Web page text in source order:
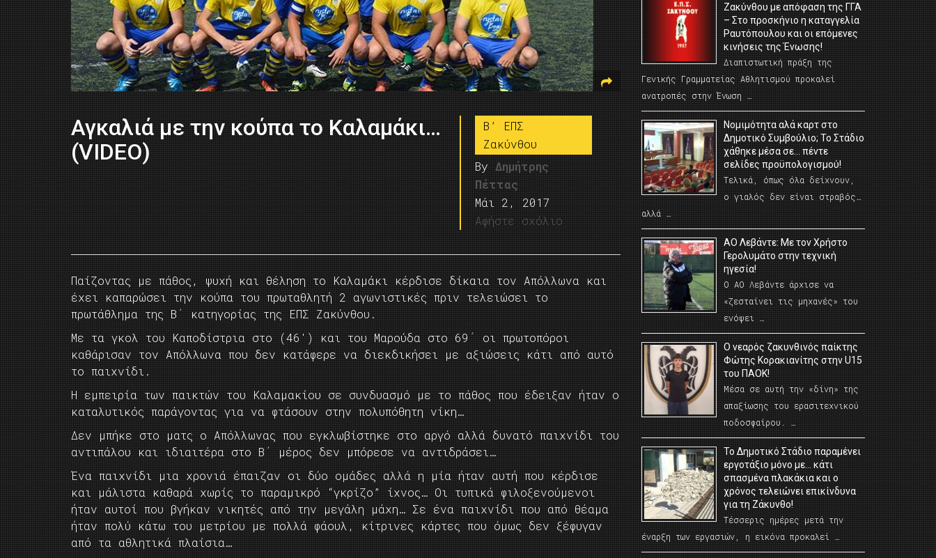
Αγκαλιά με την κούπα το Καλαμάκι…
(VIDEO)
B’ ΕΠΣ
Ζακύνθου
By Δημήτρης
Πέττας
Μάι 2, 2017
Αφήστε σχόλιο
Παίζοντας με πάθος, ψυχή και θέληση το Καλαμάκι κέρδισε δίκαια τον Απόλλωνα και
έχει καπαρώσει την κούπα του πρωταθλητή 2 αγωνιστικές πριν τελειώσει το
πρωτάθλημα της Β΄ κατηγορίας της ΕΠΣ Ζακύνθου.
Με τα γκολ του Καποδίστρια στο (46′) και του Μαρούδα στο 69΄ οι πρωτοπόροι
καθάρισαν τον Απόλλωνα που δεν κατάφερε να διεκδικήσει με αξιώσεις κάτι από αυτό
το παιχνίδι.
Η εμπειρία των παικτών του Καλαμακίου σε συνδυασμό με το πάθος που έδειξαν ήταν ο
καταλυτικός παράγοντας για να φτάσουν στην πολυπόθητη νίκη…
Δεν μπήκε στο ματς ο Απόλλωνας που εγκλωβίστηκε στο αργό αλλά δυνατό παιχνίδι του
αντιπάλου και ιδιαιτέρα στο Β΄ μέρος δεν μπόρεσε να αντιδράσει…
Ένα παιχνίδι μια χρονιά έπαιζαν οι δύο ομάδες αλλά η μία ήταν αυτή που κέρδισε
και μάλιστα καθαρά χωρίς το παραμικρό “γκρίζο” ίχνος… Οι τυπικά φιλοξενούμενοι
ήταν αυτοί που βγήκαν νικητές από την μεγάλη μάχη… Σε ένα παιχνίδι που από θέαμα
ήταν πολύ κάτω του μετρίου με πολλά φάουλ, κίτρινες κάρτες που όμως δεν ξέφυγαν
από τα αθλητικά πλαίσια…
Ζακύνθου με απόφαση της ΓΓΑ
– Στο προσκήνιο η καταγγελία
Ραυτόπουλου και οι επόμενες
κινήσεις της Ένωσης!
Διαπιστωτική πράξη της
Γενικής Γραμματείας Αθλητισμού προκαλεί
ανατροπές στην Ένωση …
Νομιμότητα αλά καρτ στο
Δημοτικό Συμβούλιο; Το Στάδιο
χάθηκε μέσα σε… πέντε
σελίδες προϋπολογισμού!
Τελικά, όπως όλα δείχνουν,
ο γιαλός δεν είναι στραβός…
αλλά …
ΑΟ Λεβάντε: Με τον Χρήστο
Γερολυμάτο στην τεχνική
ηγεσία!
Ο ΑΟ Λεβάντε άρχισε να
«ζεσταίνει τις μηχανές» του
ενόψει …
O νεαρός ζακυνθινός παίκτης
Φώτης Κορακιανίτης στην U15
του ΠΑΟΚ!
Μέσα σε αυτή την «δίνη» της
απαξίωσης του ερασιτεχνικού
ποδοσφαίρου. …
Το Δημοτικό Στάδιο παραμένει
εργοτάξιο μόνο με… κάτι
σπασμένα πλακάκια και ο
χρόνος τελειώνει επικίνδυνα
για τη Ζάκυνθο!
Τέσσερις ημέρες μετά την
έναρξη των εργασιών, η εικόνα προκαλεί …